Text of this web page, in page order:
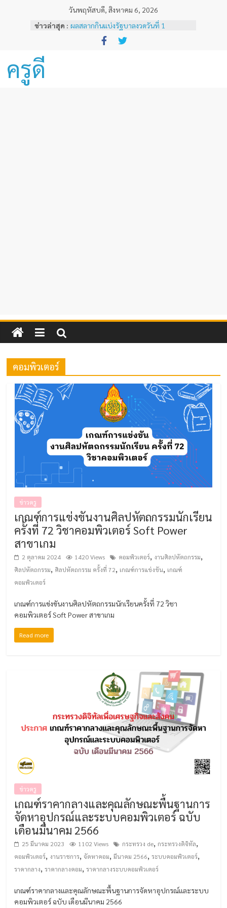
วันพฤหัสบดี, สิงหาคม 6, 2026
ข่าวล่าสุด : ผลสลากกินแบ่งรัฐบาลงวดวันที่ 1
พฤศจิกายน 2567
หลักเกณฑ์และวิธีการเทียบเคียงผลการ
ครูดี
คอมพิวเตอร์
ข่าวครู
เกณฑ์การแข่งขันงานศิลปหัตถกรรมนักเรียน
ครั้งที่ 72 วิชาคอมพิวเตอร์ Soft Power
สาขาเกม
2 ตุลาคม 2024 1420 Views คอมพิวเตอร์, งานศิลปหัตถกรรม,
ศิลปหัตถกรรม, ศิลปหัตถกรรม ครั้งที่ 72, เกณฑ์การแข่งขัน, เกณฑ์
คอมพิวเตอร์
เกณฑ์การแข่งขันงานศิลปหัตถกรรมนักเรียนครั้งที่ 72 วิชา
คอมพิวเตอร์ Soft Power สาขาเกม
Read more
ข่าวครู
เกณฑ์ราคากลางและคุณลักษณะพื้นฐานการ
จัดหาอุปกรณ์และระบบคอมพิวเตอร์ ฉบับ
เดือนมีนาคม 2566
25 มีนาคม 2023 1102 Views กระทรวง de,กระทรวงดิจิทัล,
คอมพิวเตอร์, งานราชการ,จัดหาคอม,มีนาคม 2566,ระบบคอมพิวเตอร์,
ราคากลาง,ราคากลางคอม,ราคากลางระบบคอมพิวเตอร์
เกณฑ์ราคากลางและคุณลักษณะพื้นฐานการจัดหาอุปกรณ์และระบบ
คอมพิวเตอร์ ฉบับ เดือนมีนาคม 2566